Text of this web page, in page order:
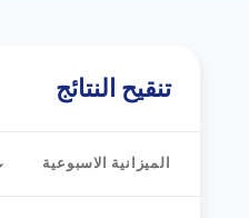
تنقيح النتائج
الميزانية الاسبوعية